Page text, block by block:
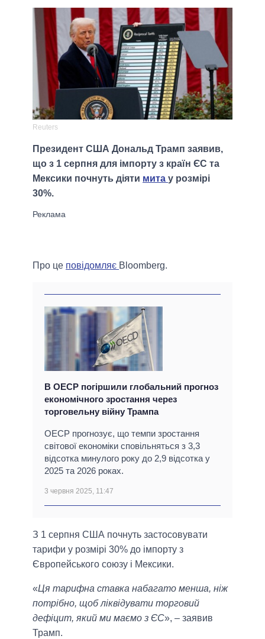
Reuters
Президент США Дональд Трамп заявив,
що з 1 серпня для імпорту з країн ЄС та
Мексики почнуть діяти мита у розмірі
30%.
Про це повідомляє Bloomberg.
В ОЕСР погіршили глобальний прогноз
економічного зростання через
торговельну війну Трампа
ОЕСР прогнозує, що темпи зростання
світової економіки сповільняться з 3,3
відсотка минулого року до 2,9 відсотка у
2025 та 2026 роках.
3 червня 2025, 11:47
З 1 серпня США почнуть застосовувати
тарифи у розмірі 30% до імпорту з
Європейського союзу і Мексики.
«Ця тарифна ставка набагато менша, ніж
потрібно, щоб ліквідувати торговий
дефіцит, який ми маємо з ЄС», – заявив
Трамп.